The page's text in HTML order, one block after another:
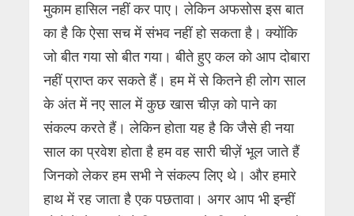
मुकाम हासिल नहीं कर पाए। लेकिन अफसोस इस बात
का है कि ऐसा सच में संभव नहीं हो सकता है। क्योंकि
जो बीत गया सो बीत गया। बीते हुए कल को आप दोबारा
नहीं प्राप्त कर सकते हैं। हम में से कितने ही लोग साल
के अंत में नए साल में कुछ खास चीज़ को पाने का
संकल्प करते हैं। लेकिन होता यह है कि जैसे ही नया
साल का प्रवेश होता है हम वह सारी चीज़ें भूल जाते हैं
जिनको लेकर हम सभी ने संकल्प लिए थे। और हमारे
हाथ में रह जाता है एक पछतावा। अगर आप भी इन्हीं